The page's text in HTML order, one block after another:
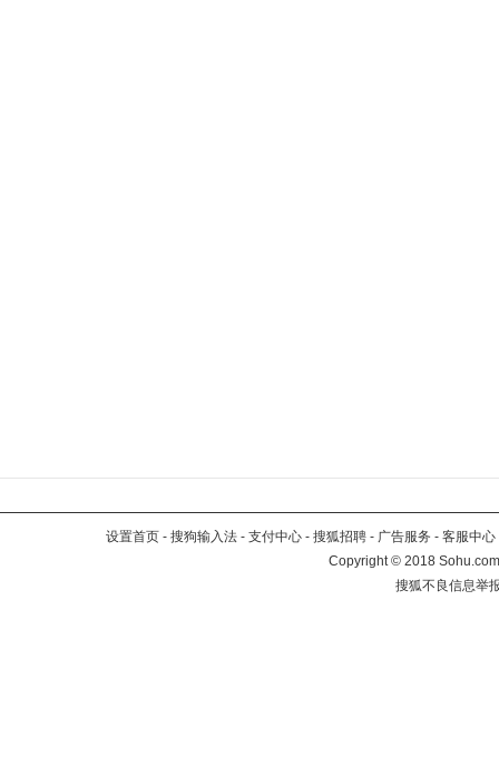
设置首页 - 搜狗输入法 - 支付中心 - 搜狐招聘 - 广告服务 - 客服中心
Copyright©2018
搜狐不良信息举